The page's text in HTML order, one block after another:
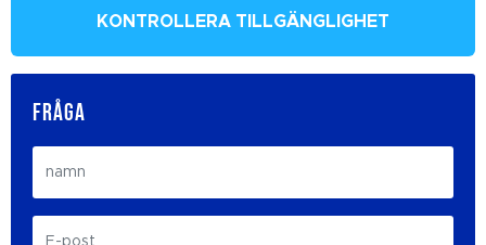
KONTROLLERA TILLGÄNGLIGHET
FRÅGA